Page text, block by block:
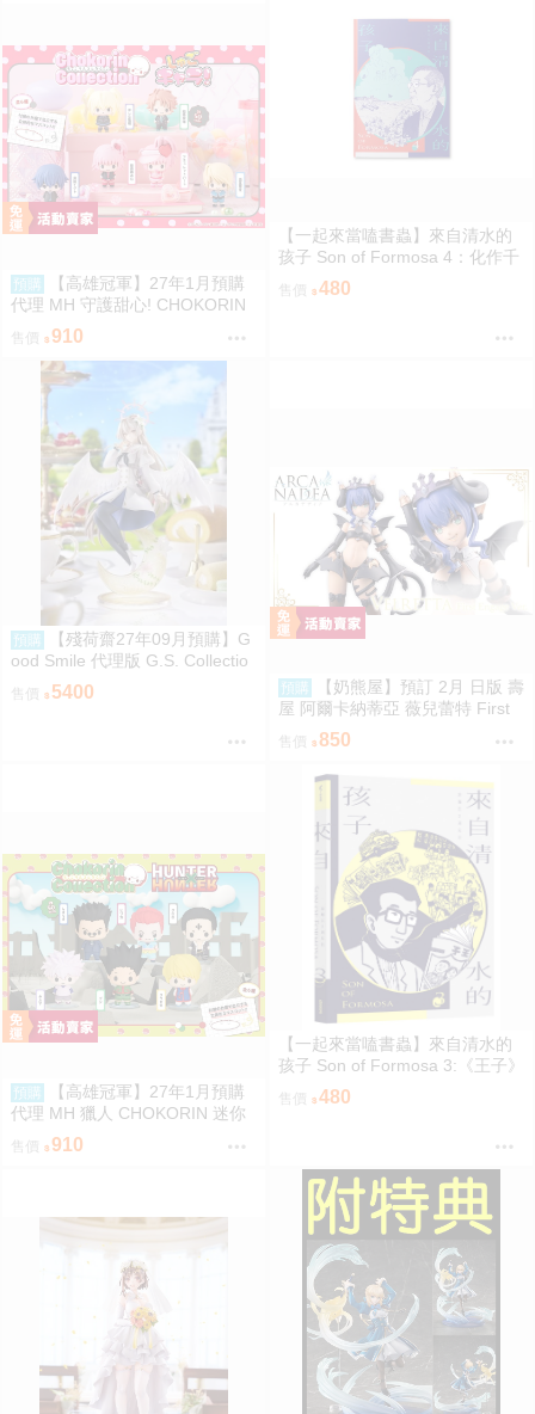
預購
【高雄冠軍】27年1月預購
代理 MH 守護甜心! CHOKORIN
迷你玩偶收藏集 第1彈 中盒6入
免訂金0813
910
【一起來當嗑書蟲】來自清水的
孩子 Son of Formosa 4：化作千
480
預購
【殘荷齋27年09月預購】G
ood Smile 代理版 G.S. Collectio
n 蔚藍檔案 Blue Archive 渚 ～花
香微笑～ 1/7 PVC完成品 0923
售價 5400 預購
【奶熊屋】預訂 2月 日版 壽
屋 阿爾卡納蒂亞 薇兒蕾特 First
Engage 一般版 組裝模型 0816
售價 850
預購
【高雄冠軍】27年1月預購
代理 MH 獵人 CHOKORIN 迷你
玩偶收藏集 第1彈 中盒6入 免訂
金0813
售價 910
【一起來當嗑書蟲】來自清水的
孩子 Son of Formosa 3:《王子》
售價 480